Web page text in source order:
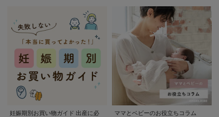
妊娠期別お買い物ガイド 出産に必
ママとベビーのお役立ちコラム